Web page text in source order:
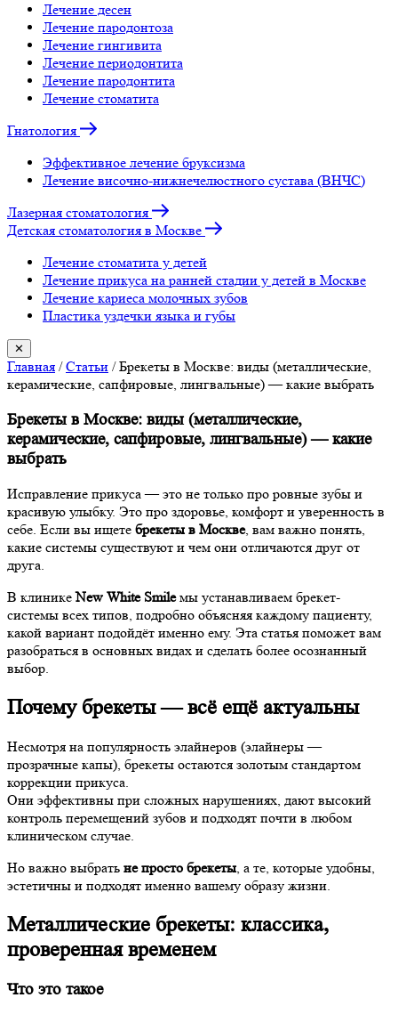
Лечение десен
Лечение пародонтоза
Лечение гингивита
Лечение периодонтита
Лечение пародонтита
Лечение стоматита
Гнатология
Эффективное лечение бруксизма
Лечение височно-нижнечелюстного сустава (ВНЧС)
Лазерная стоматология
Детская стоматология в Москве
Лечение стоматита у детей
Лечение прикуса на ранней стадии у детей в Москве
Лечение кариеса молочных зубов
Пластика уздечки языка и губы
✕
Главная / Статьи / Брекеты в Москве: виды (металлические,
керамические, сапфировые, лингвальные) — какие выбрать
Брекеты в Москве: виды (металлические,
керамические, сапфировые, лингвальные) — какие
выбрать
Исправление прикуса — это не только про ровные зубы и
красивую улыбку. Это про здоровье, комфорт и уверенность в
себе. Если вы ищете брекеты в Москве, вам важно понять,
какие системы существуют и чем они отличаются друг от
друга.
В клиникеNew White Smileмы устанавливаем брекет-
системы всех типов, подробно объясняя каждому пациенту,
какой вариант подойдёт именно ему. Эта статья поможет вам
разобраться в основных видах и сделать более осознанный
выбор.
Почему брекеты — всё ещё актуальны
Несмотря на популярность элайнеров (элайнеры —
прозрачные капы), брекеты остаются золотым стандартом
коррекции прикуса.
Они эффективны при сложных нарушениях, дают высокий
контроль перемещений зубов и подходят почти в любом
клиническом случае.
Но важно выбрать не просто брекеты, а те, которые удобны,
эстетичны и подходят именно вашему образу жизни.
Металлические брекеты: классика,
проверенная временем
Что это такое